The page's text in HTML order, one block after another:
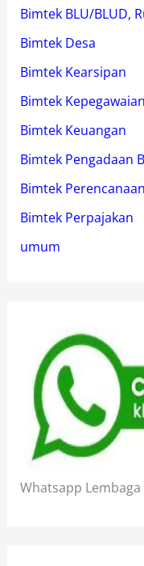
Bimtek BLU/BLUD,
Bimtek Desa
Bimtek Kearsipan
Bimtek Kepegawaian
Bimtek Keuangan
Bimtek Pengadaan
Bimtek Perencanaan
Bimtek Perpajakan
umum
Whatsapp